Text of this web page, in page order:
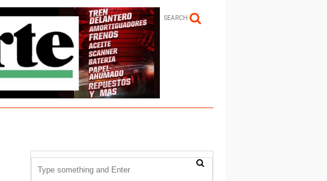
SEARCH